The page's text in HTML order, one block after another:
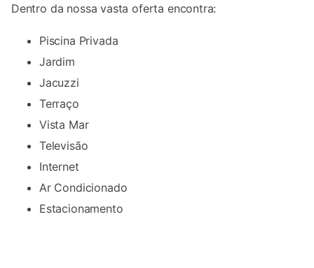
Dentro da nossa vasta oferta encontra:
Piscina Privada
Jardim
Jacuzzi
Terraço
Vista Mar
Televisão
Internet
Ar Condicionado
Estacionamento